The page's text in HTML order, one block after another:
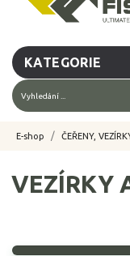
KATEGORIE
E-shop ČEŘENY,
VEZÍRKY